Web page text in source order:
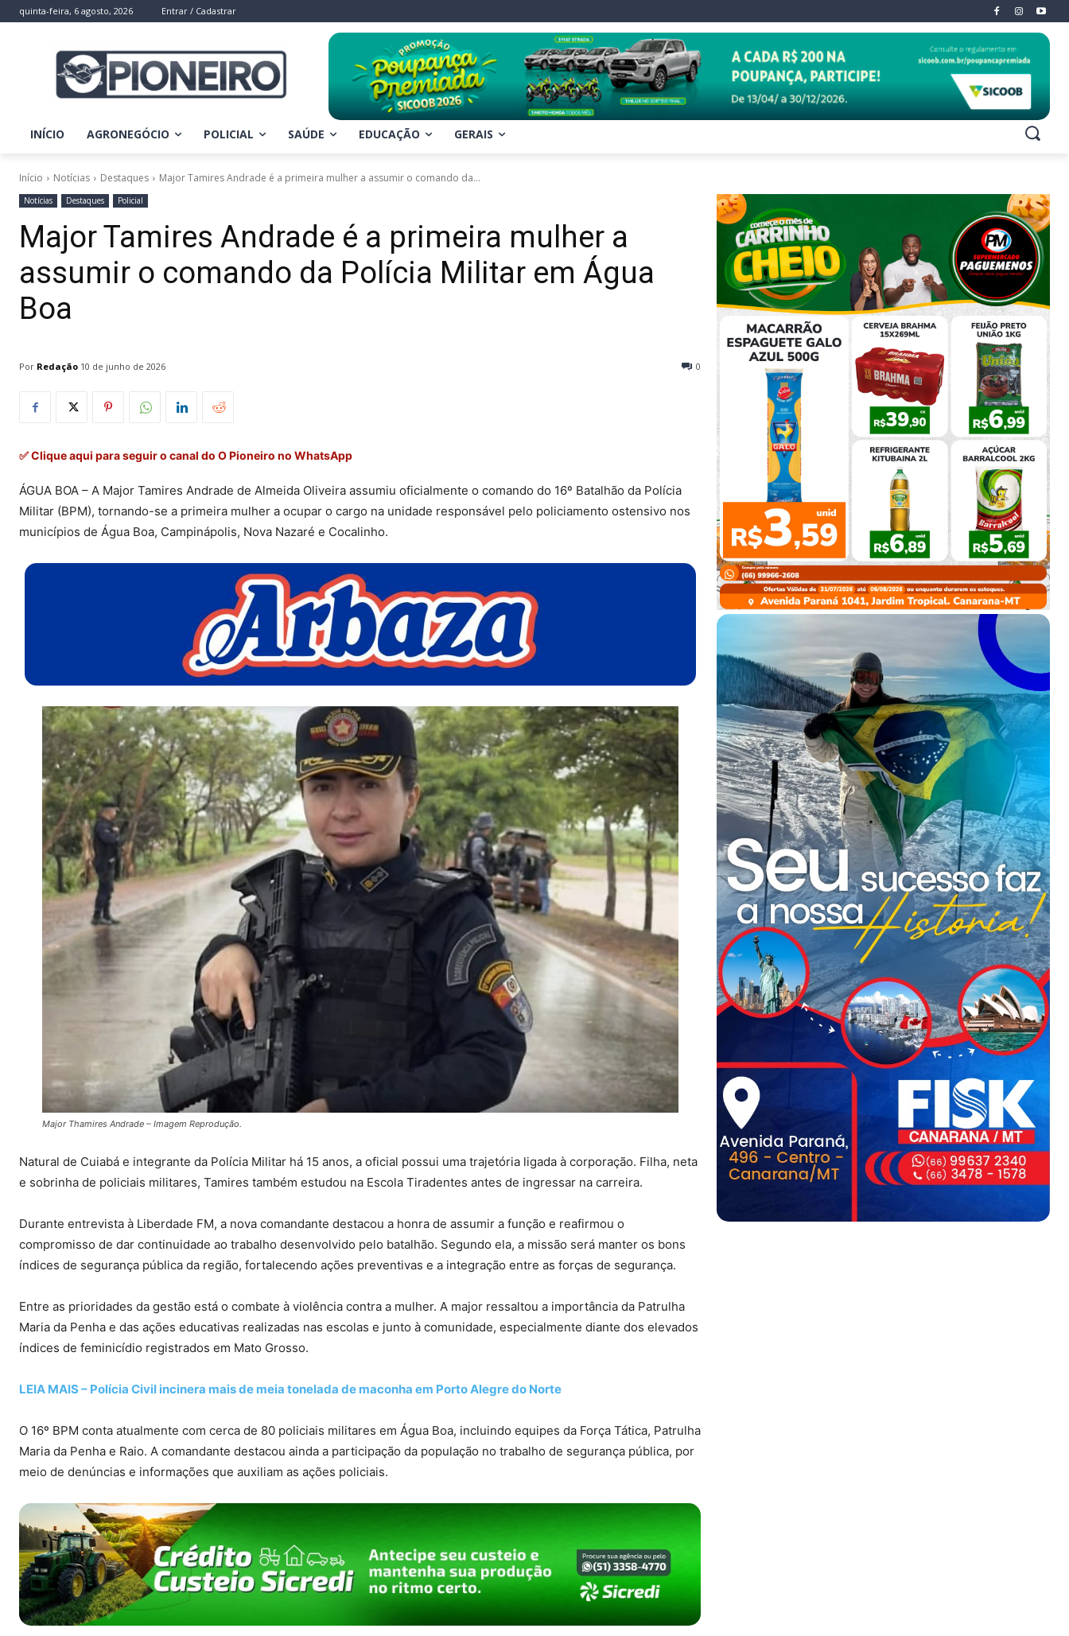
quinta-feira, 6 agosto, 2026 Entrar / Cadastrar
INÍCIO AGRONEGÓCIO POLICIAL SAÚDE EDUCAÇÃO GERAIS
Início Notícias Destaques Major Tamires Andrade é a primeira mulher a assumir o comando da...
Notícias Destaques Policial
Major Tamires Andrade é a primeira mulher a
assumir o comando da Polícia Militar em Água
Boa
Por Redação 0
10 de junho de 2026
✅ Clique aqui para seguir o canal do O Pioneiro no WhatsApp
ÁGUA BOA – A Major Tamires Andrade de Almeida Oliveira assumiu oficialmente o comando do 16º Batalhão da Polícia
Militar (BPM), tornando-se a primeira mulher a ocupar o cargo na unidade responsável pelo policiamento ostensivo nos
municípios de Água Boa, Campinápolis, Nova Nazaré e Cocalinho.
Major Thamires Andrade – Imagem Reprodução.
Natural de Cuiabá e integrante da Polícia Militar há 15 anos, a oficial possui uma trajetória ligada à corporação. Filha, neta
e sobrinha de policiais militares, Tamires também estudou na Escola Tiradentes antes de ingressar na carreira.
Durante entrevista à Liberdade FM, a nova comandante destacou a honra de assumir a função e reafirmou o
compromisso de dar continuidade ao trabalho desenvolvido pelo batalhão. Segundo ela, a missão será manter os bons
índices de segurança pública da região, fortalecendo ações preventivas e a integração entre as forças de segurança.
Entre as prioridades da gestão está o combate à violência contra a mulher. A major ressaltou a importância da Patrulha
Maria da Penha e das ações educativas realizadas nas escolas e junto à comunidade, especialmente diante dos elevados
índices de feminicídio registrados em Mato Grosso.
LEIA MAIS – Polícia Civil incinera mais de meia tonelada de maconha em Porto Alegre do Norte
O 16º BPM conta atualmente com cerca de 80 policiais militares em Água Boa, incluindo equipes da Força Tática, Patrulha
Maria da Penha e Raio. A comandante destacou ainda a participação da população no trabalho de segurança pública, por
meio de denúncias e informações que auxiliam as ações policiais.